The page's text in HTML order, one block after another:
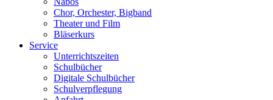
Chor, Orchester, Bigband
Theater und Film
Bläserkurs
Service
Unterrichtszeiten
Schulbücher
Digitale Schulbücher
Schulverpflegung